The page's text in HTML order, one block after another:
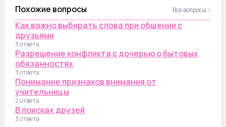
Похожие вопросы Все вопросы ›
Как важно выбирать слова при общении с
друзьями
3 ответа
Разрешение конфликта с дочерью о бытовых
обязанностях
3 ответа
Понимание признаков внимания от
учительницы
2 ответа
В поисках друзей
3 ответа